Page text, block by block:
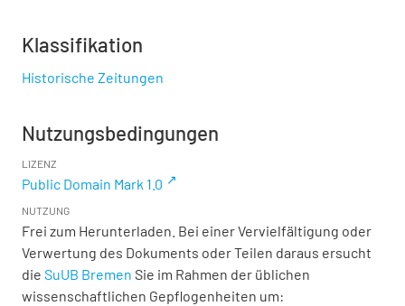
Klassifikation
Historische Zeitungen
Nutzungsbedingungen
LIZENZ
Public Domain Mark 1.0
NUTZUNG
Frei zum Herunterladen. Bei einer Vervielfältigung oder
Verwertung des Dokuments oder Teilen daraus ersucht
die SuUB Bremen Sie im Rahmen der üblichen
wissenschaftlichen Gepflogenheiten um: